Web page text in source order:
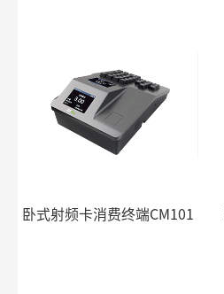
卧式射频卡消费终端CM101